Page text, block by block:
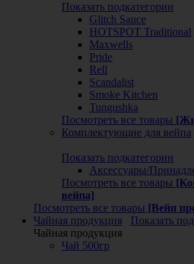
Показать подкатегории
Glitch Sauce
HOTSPOT Traditional
Maxwells
Pride
Rell
Scandalist
Smoke Kitchen
Tungushka
Посмотреть все товары
Комплектующие для вейпа
Показать подкатегории
Аксессуары/
Посмотреть все товары
вейпа]
Посмотреть все товары [Вейп
Чайная продукция
Показать
Чайная продукция
Чай 500гр